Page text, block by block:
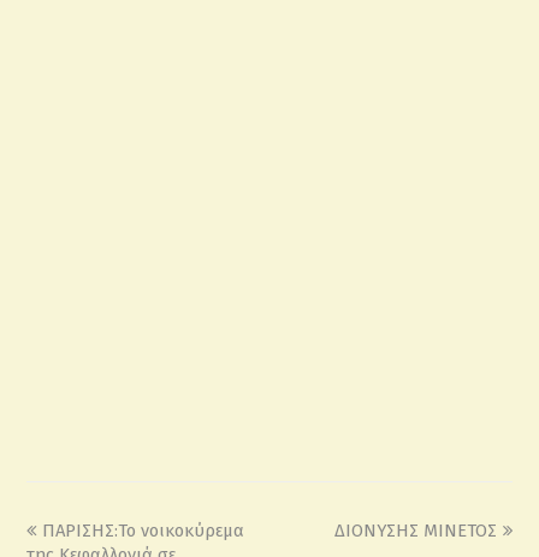
ΠΑΡΙΣΗΣ:Το νοικοκύρεμα
ΔΙΟΝΥΣΗΣ ΜΙΝΕΤΟΣ